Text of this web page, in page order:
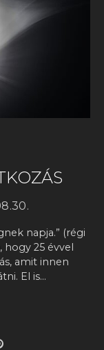
napja.” (régi
hogy 25 évvel
amit innen
El is…